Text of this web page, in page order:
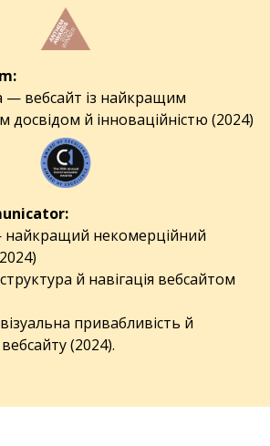
— вебсайт із найкращим
досвідом й інноваційністю (2024)
некомерційний
й навігація вебсайтом
привабливість й
(2024).